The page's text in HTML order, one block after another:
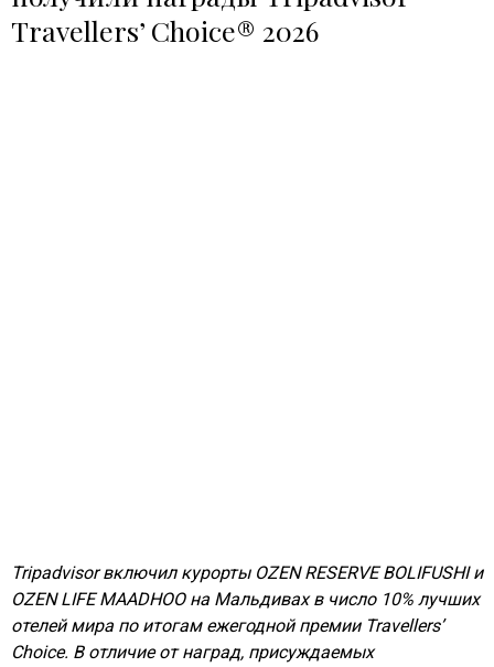
Travellers’ Choice® 2026
Tripadvisor включил курорты OZEN RESERVE BOLIFUSHI и
OZEN LIFE MAADHOO на Мальдивах в число 10% лучших
отелей мира по итогам ежегодной премии Travellers’
Choice. В отличие от наград, присуждаемых